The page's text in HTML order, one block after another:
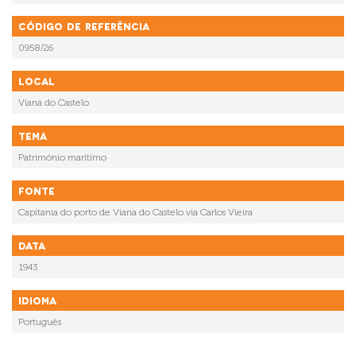
Código de referência
0958/26
Local
Viana do Castelo
Tema
Património marítimo
Fonte
Capitania do porto de Viana do Castelo via Carlos Vieira
Data
1943
Idioma
Português